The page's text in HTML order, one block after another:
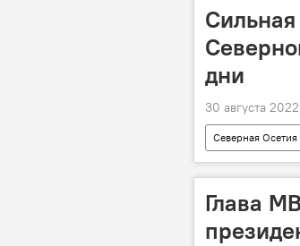
дни
30 августа
Северная Осетия
Владикавказ
Глава